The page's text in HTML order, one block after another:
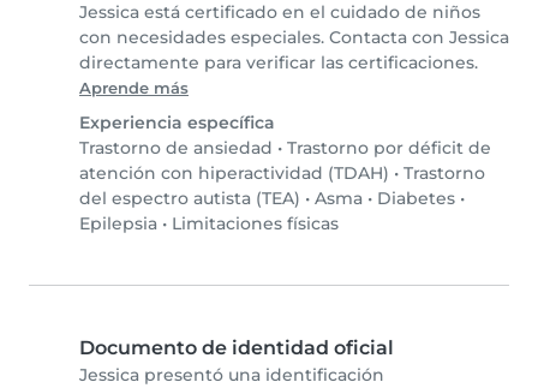
Jessica está certificado en el cuidado de niños
con necesidades especiales. Contacta con Jessica
directamente para verificar las certificaciones.
Aprende más
Experiencia específica
Trastorno de ansiedad • Trastorno por déficit de
atención con hiperactividad (TDAH) • Trastorno
del espectro autista (TEA) • Asma • Diabetes •
Epilepsia • Limitaciones físicas
Documento de identidad oficial
Jessica presentó una identificación